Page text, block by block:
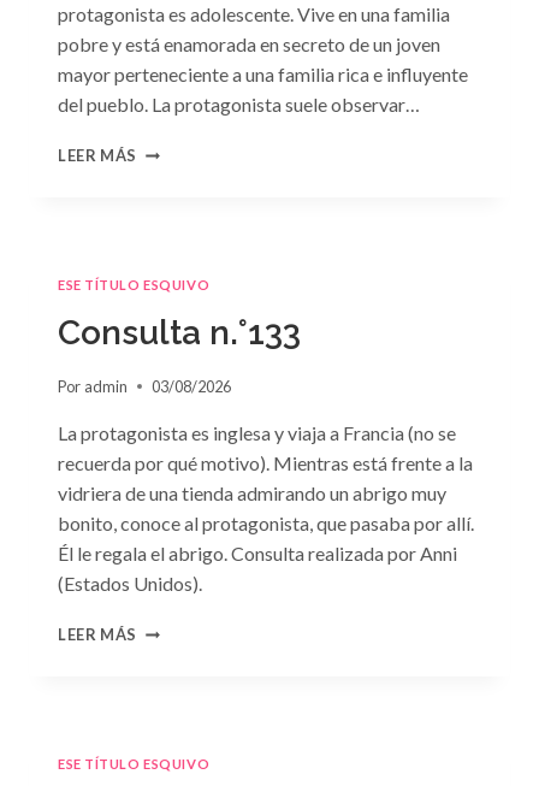
protagonista es adolescente. Vive en una familia
pobre y está enamorada en secreto de un joven
mayor perteneciente a una familia rica e influyente
del pueblo. La protagonista suele observar…
LEER MÁS CONSULTA
ESE TÍTULO ESQUIVO
Consulta n.°133
Por admin 03/08/2026
La protagonista es inglesa y viaja a Francia (no se
recuerda por qué motivo). Mientras está frente a la
vidriera de una tienda admirando un abrigo muy
bonito, conoce al protagonista, que pasaba por allí.
Él le regala el abrigo. Consulta realizada por Anni
(Estados Unidos).
LEER MÁS CONSULTA
ESE TÍTULO ESQUIVO